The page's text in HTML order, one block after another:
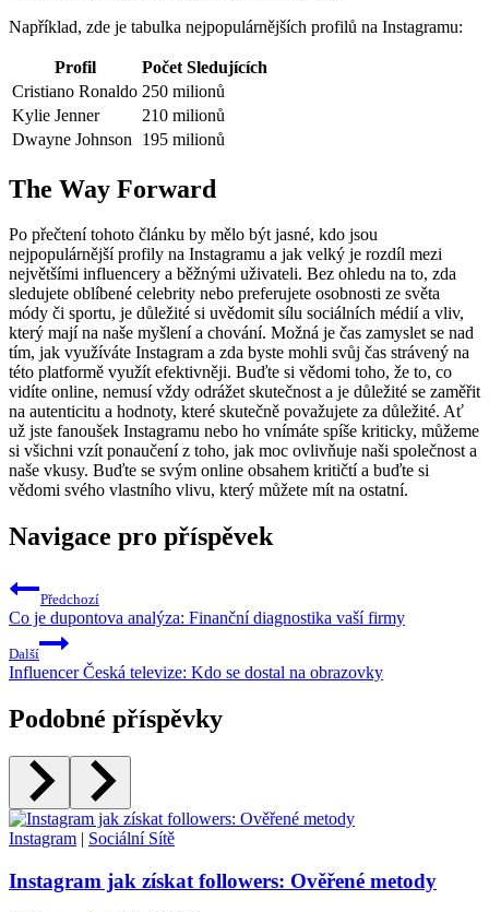
Například, zde je tabulka nejpopulárnějších profilů na Instagramu:
Profil
Počet Sledujících
Cristiano Ronaldo 250 milionů
Kylie Jenner
210 milionů
Dwayne Johnson
195 milionů
The Way Forward
Po přečtení tohoto článku by mělo být jasné, kdo jsou
nejpopulárnější profily na Instagramu a jak velký je rozdíl mezi
největšími influencery a běžnými uživateli. Bez ohledu na to, zda
sledujete oblíbené celebrity nebo preferujete osobnosti ze světa
módy či sportu, je důležité si uvědomit sílu sociálních médií a vliv,
který mají na naše myšlení a chování. Možná je čas zamyslet se nad
tím, jak využíváte Instagram a zda byste mohli svůj čas strávený na
této platformě využít efektivněji. Buďte si vědomi toho, že to, co
vidíte online, nemusí vždy odrážet skutečnost a je důležité se zaměřit
na autenticitu a hodnoty, které skutečně považujete za důležité. Ať
už jste fanoušek Instagramu nebo ho vnímáte spíše kriticky, můžeme
si všichni vzít ponaučení z toho, jak moc ovlivňuje naši společnost a
naše vkusy. Buďte se svým online obsahem kritičtí a buďte si
vědomi svého vlastního vlivu, který můžete mít na ostatní.
Navigace pro příspěvek
Předchozí
Co je dupontova analýza: Finanční diagnostika vaší firmy
Další
Influencer Česká televize: Kdo se dostal na obrazovky
Podobné příspěvky
Instagram | Sociální Sítě
Instagram jak získat followers: Ověřené metody